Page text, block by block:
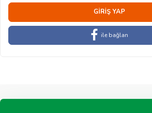
GIRIŞ YAP
ile bağlan